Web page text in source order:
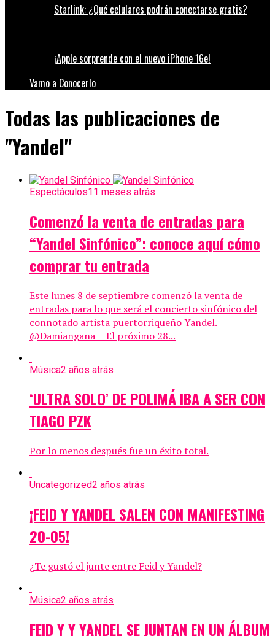
Starlink: ¿Qué celulares podrán conectarse gratis?
¡Apple sorprende con el nuevo iPhone 16e!
Vamo a Conocerlo
Todas las publicaciones de
"Yandel"
Espectáculos11 meses atrás
Comenzó la venta de entradas para
“Yandel Sinfónico”: conoce aquí cómo
comprar tu entrada
Este lunes 8 de septiembre comenzó la venta de
entradas para lo que será el concierto sinfónico del
connotado artista puertorriqueño Yandel.
@Damiangana__ El próximo 28...
Música2 años atrás
‘ULTRA SOLO’ DE POLIMÁ IBA A SER CON
TIAGO PZK
Por lo menos después fue un éxito total.
Uncategorized2 años atrás
¡FEID Y YANDEL SALEN CON MANIFESTING
20-05!
¿Te gustó el junte entre Feid y Yandel?
Música2 años atrás
FEID Y Y YANDEL SE JUNTAN EN UN ÁLBUM